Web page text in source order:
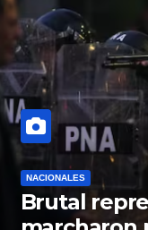
NACIONALES
Brutal